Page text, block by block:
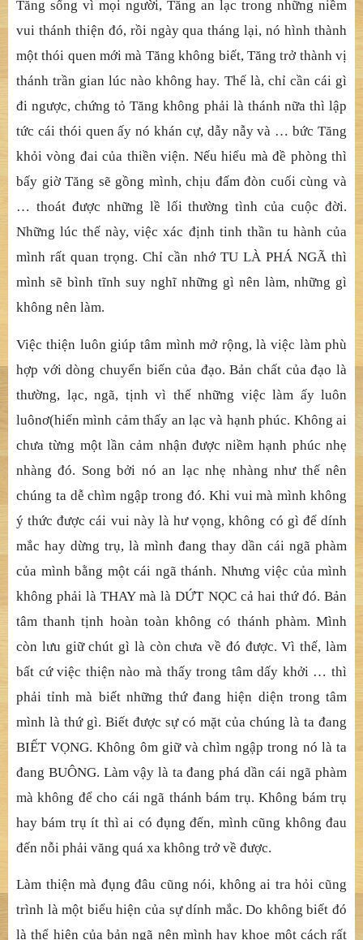
Tăng sống vì mọi người, Tăng an lạc trong những niềm
vui thánh thiện đó, rồi ngày qua tháng lại, nó hình thành
một thói quen mới mà Tăng không biết, Tăng trở thành vị
thánh trần gian lúc nào không hay. Thế là, chỉ cần cái gì
đi ngược, chứng tỏ Tăng không phải là thánh nữa thì lập
tức cái thói quen ấy nó khán cự, dẫy nẫy và … bức Tăng
khỏi vòng đai của thiền viện. Nếu hiểu mà đề phòng thì
bấy giờ Tăng sẽ gồng mình, chịu đấm đòn cuối cùng và
… thoát được những lề lối thường tình của cuộc đời.
Những lúc thế này, việc xác định tinh thần tu hành của
mình rất quan trọng. Chỉ cần nhớ TU LÀ PHÁ NGÃ thì
mình sẽ bình tĩnh suy nghĩ những gì nên làm, những gì
không nên làm.
Việc thiện luôn giúp tâm mình mở rộng, là việc làm phù
hợp với dòng chuyển biến của đạo. Bản chất của đạo là
thường, lạc, ngã, tịnh vì thế những việc làm ấy luôn
luônơ(hiến mình cảm thấy an lạc và hạnh phúc. Không ai
chưa từng một lần cảm nhận được niềm hạnh phúc nhẹ
nhàng đó. Song bởi nó an lạc nhẹ nhàng như thế nên
chúng ta dễ chìm ngập trong đó. Khi vui mà mình không
ý thức được cái vui này là hư vọng, không có gì để dính
mắc hay dừng trụ, là mình đang thay dần cái ngã phàm
của mình bằng một cái ngã thánh. Nhưng việc của mình
không phải là THAY mà là DỨT NỌC cả hai thứ đó. Bản
tâm thanh tịnh hoàn toàn không có thánh phàm. Mình
còn lưu giữ chút gì là còn chưa về đó được. Vì thế, làm
bất cứ việc thiện nào mà thấy trong tâm dấy khởi … thì
phải tỉnh mà biết những thứ đang hiện diện trong tâm
mình là thứ gì. Biết được sự có mặt của chúng là ta đang
BIẾT VỌNG. Không ôm giữ và chìm ngập trong nó là ta
đang BUÔNG. Làm vậy là ta đang phá dần cái ngã phàm
mà không để cho cái ngã thánh bám trụ. Không bám trụ
hay bám trụ ít thì ai có đụng đến, mình cũng không đau
đến nỗi phải văng quá xa không trở về được.
Làm thiện mà đụng đâu cũng nói, không ai tra hỏi cũng
trình là một biểu hiện của sự dính mắc. Do không biết đó
là thể hiện của bản ngã nên mình hay khoe một cách rất